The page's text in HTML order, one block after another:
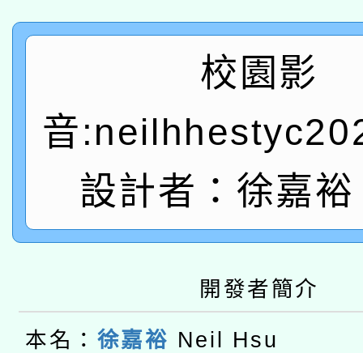
暨閱讀推動專業研習
A3數位素養講師名單
「數位內容與教學軟
pilot」
有關大陸委員會函釋公
薪期間赴陸應申請許可
轉知經濟部水利署委託
動」
115年8月22日(星期六
開 智慧啟航」
本校115學年度第2次
招甄選結果公告(無人
適應運動共學行動站研
校園影
音
設計者：徐嘉
開發者簡介
本名： 徐嘉裕 Neil Hsu